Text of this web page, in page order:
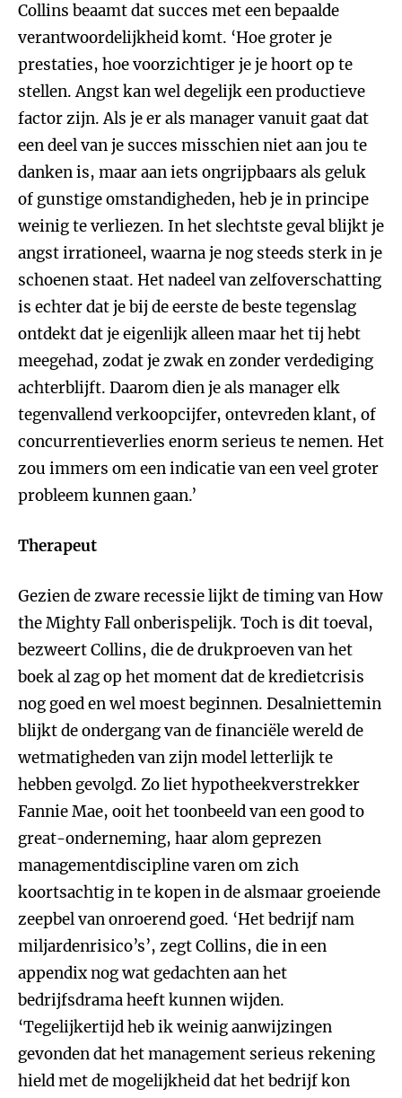
Collins beaamt dat succes met een bepaalde
verantwoordelijkheid komt. ‘Hoe groter je
prestaties, hoe voorzichtiger je je hoort op te
stellen. Angst kan wel degelijk een productieve
factor zijn. Als je er als manager vanuit gaat dat
een deel van je succes misschien niet aan jou te
danken is, maar aan iets ongrijpbaars als geluk
of gunstige omstandigheden, heb je in principe
weinig te verliezen. In het slechtste geval blijkt je
angst irrationeel, waarna je nog steeds sterk in je
schoenen staat. Het nadeel van zelfoverschatting
is echter dat je bij de eerste de beste tegenslag
ontdekt dat je eigenlijk alleen maar het tij hebt
meegehad, zodat je zwak en zonder verdediging
achterblijft. Daarom dien je als manager elk
tegenvallend verkoopcijfer, ontevreden klant, of
concurrentieverlies enorm serieus te nemen. Het
zou immers om een indicatie van een veel groter
probleem kunnen gaan.’
Therapeut
Gezien de zwarerecessie lijkt de timing van How
the Mighty Fall onberispelijk. Toch is dit toeval,
bezweert Collins, die de drukproeven van het
boek al zag op het moment dat de kredietcrisis
nog goed en wel moest beginnen. Desalniettemin
blijkt de ondergang van de financiële wereld de
wetmatigheden van zijn model letterlijk te
hebben gevolgd. Zo liet hypotheekverstrekker
Fannie Mae, ooit het toonbeeld van een good to
great-onderneming, haar alom geprezen
managementdiscipline varen om zich
koortsachtig in te kopen in de alsmaar groeiende
zeepbel van onroerend goed. ‘Het bedrijf nam
miljardenrisico’s’, zegt Collins, die in een
appendix nog wat gedachten aan het
bedrijfsdrama heeft kunnen wijden.
‘Tegelijkertijd heb ik weinig aanwijzingen
gevonden dat het management serieus rekening
hield met de mogelijkheid dat het bedrijf kon